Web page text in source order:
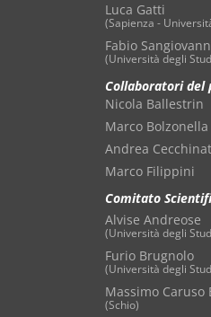
Luca Gatti
(Sapienza -
Fabio
(Università degli
Collaboratori del
Nicola Ballestrin
Marco Bolzonella
Andrea
Marco Filippini
Comitato
Alvise Andreose
(Università degli
Furio Brugnolo
(Università degli
Massimo Caruso
(Schio)